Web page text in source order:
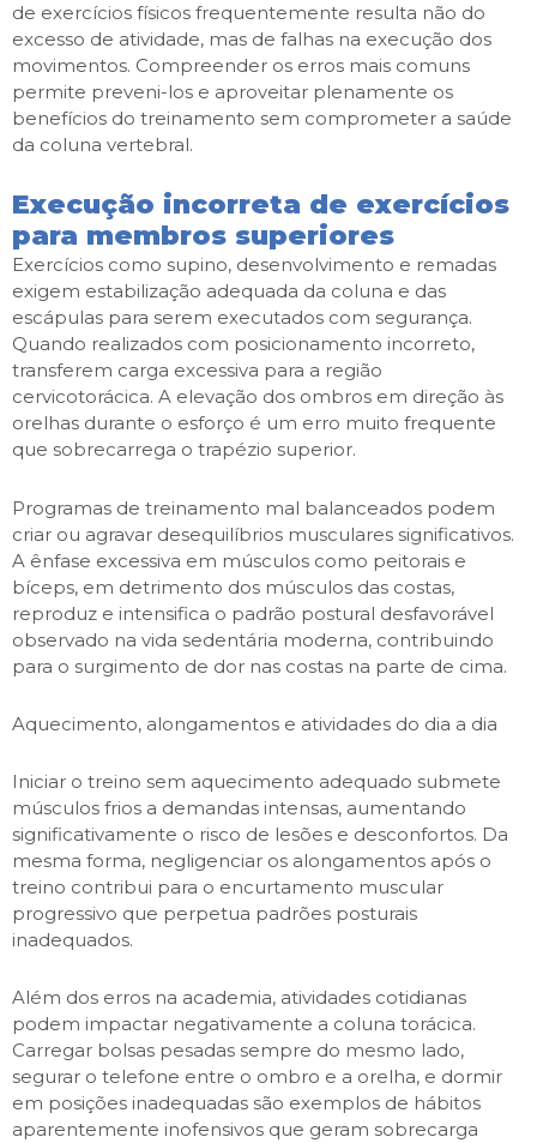
de exercícios físicos frequentemente resulta não do
excesso de atividade, mas de falhas na execução dos
movimentos. Compreender os erros mais comuns
permite preveni-los e aproveitar plenamente os
benefícios do treinamento sem comprometer a saúde
da coluna vertebral.
Execução incorreta de exercícios
para membros superiores
Exercícios como supino, desenvolvimento e remadas
exigem estabilização adequada da coluna e das
escápulas para serem executados com segurança.
Quando realizados com posicionamento incorreto,
transferem carga excessiva para a região
cervicotorácica. A elevação dos ombros em direção às
orelhas durante o esforço é um erro muito frequente
que sobrecarrega o trapézio superior.
Programas de treinamento mal balanceados podem
criar ou agravar desequilíbrios musculares significativos.
A ênfase excessiva em músculos como peitorais e
bíceps, em detrimento dos músculos das costas,
reproduz e intensifica o padrão postural desfavorável
observado na vida sedentária moderna, contribuindo
para o surgimento de dor nas costas na parte de cima.
Aquecimento, alongamentos e atividades do dia a dia
Iniciar o treino sem aquecimento adequado submete
músculos frios a demandas intensas, aumentando
significativamente o risco de lesões e desconfortos. Da
mesma forma, negligenciar os alongamentos após o
treino contribui para o encurtamento muscular
progressivo que perpetua padrões posturais
inadequados.
Além dos erros na academia, atividades cotidianas
podem impactar negativamente a coluna torácica.
Carregar bolsas pesadas sempre do mesmo lado,
segurar o telefone entre o ombro e a orelha, e dormir
em posições inadequadas são exemplos de hábitos
aparentemente inofensivos que geram sobrecarga